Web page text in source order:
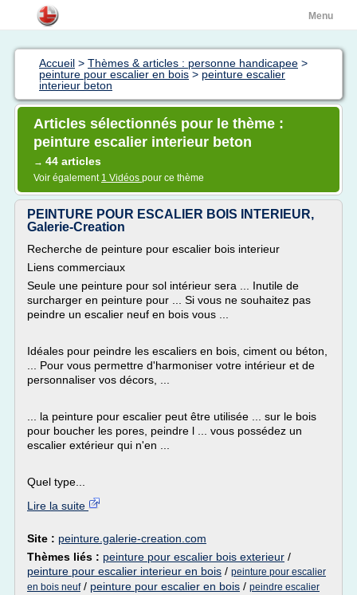
Menu
Accueil > Thèmes & articles : personne handicapee >
peinture pour escalier en bois > peinture escalier
interieur beton
Articles sélectionnés pour le thème :
peinture escalier interieur beton
→ 44 articles
Voir également 1 Vidéos pour ce thème
PEINTURE POUR ESCALIER BOIS INTERIEUR,
Galerie-Creation
Recherche de peinture pour escalier bois interieur
Liens commerciaux
Seule une peinture pour sol intérieur sera ... Inutile de
surcharger en peinture pour ... Si vous ne souhaitez pas
peindre un escalier neuf en bois vous ...
Idéales pour peindre les escaliers en bois, ciment ou béton,
... Pour vous permettre d'harmoniser votre intérieur et de
personnaliser vos décors, ...
... la peinture pour escalier peut être utilisée ... sur le bois
pour boucher les pores, peindre l ... vous possédez un
escalier extérieur qui n'en ...
Quel type...
Lire la suite
Site : peinture.galerie-creation.com
Thèmes liés : peinture pour escalier bois exterieur /
peinture pour escalier interieur en bois / peinture pour escalier
en bois neuf/ peinture pour escalier en bois / peindre escalier